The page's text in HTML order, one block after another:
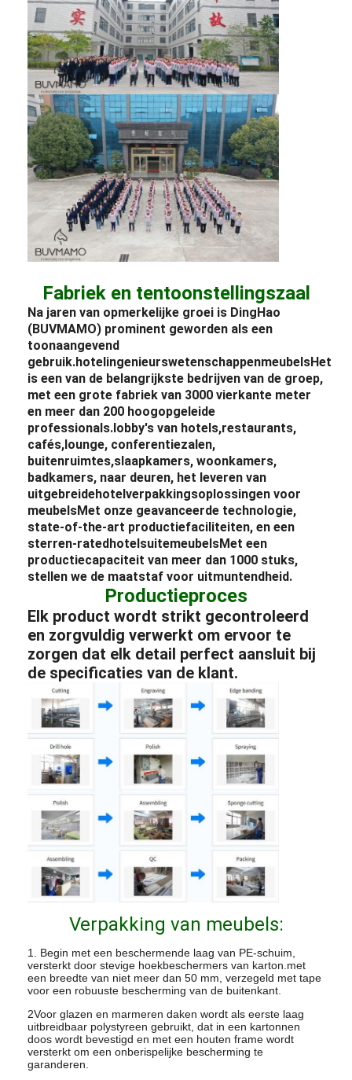
Fabriek en tentoonstellingszaal
Na jaren van opmerkelijke groei is DingHao
(BUVMAMO) prominent geworden als een
toonaangevend
gebruik.hotel ingenieurswetenschappenmeubelsHet
is een van de belangrijkste bedrijven van de groep,
met een grote fabriek van 3000 vierkante meter
en meer dan 200 hoogopgeleide
professionals. lobby's van hotels,restaurants,
cafés, lounge, conferentiezalen,
buitenruimtes,slaapkamers, woonkamers,
badkamers, naar deuren, het leveren van
uitgebreidehotelverpakkingsoplossingen voor
meubelsMet onze geavanceerde technologie,
state-of-the-art productiefaciliteiten, en een
sterren-rated hotel suitemeubelsMet een
productiecapaciteit van meer dan 1000 stuks,
stellen we de maatstaf voor uitmuntendheid.
Productieproces
Elk product wordt strikt gecontroleerd
en zorgvuldig verwerkt om ervoor te
zorgen dat elk detail perfect aansluit bij
de specificaties van de klant.
Verpakking van meubels:
1. Begin met een beschermende laag van PE-schuim,
versterkt door stevige hoekbeschermers van karton.met
een breedte van niet meer dan 50 mm, verzegeld met tape
voor een robuuste bescherming van de buitenkant.
2Voor glazen en marmeren daken wordt als eerste laag
uitbreidbaar polystyreen gebruikt, dat in een kartonnen
doos wordt bevestigd en met een houten frame wordt
versterkt om een onberispelijke bescherming te
garanderen.